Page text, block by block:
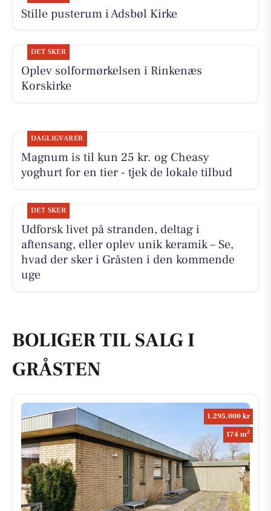
Stille pusterum i Adsbøl Kirke
DET SKER
Oplev solformørkelsen i Rinkenæs
Korskirke
DAGLIGVARER
Magnum is til kun 25 kr. og Cheasy
yoghurt for en tier - tjek de lokale tilbud
DET SKER
Udforsk livet på stranden, deltag i
aftensang, eller oplev unik keramik – Se,
hvad der sker i Gråsten i den kommende
uge
BOLIGER TIL SALG I
GRÅSTEN
1.295.000 kr
174 m2